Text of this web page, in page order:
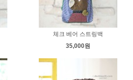
체크 베어 스트링백
35,000원